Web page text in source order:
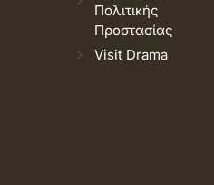
Πολιτικής
Προστασίας
Visit Drama